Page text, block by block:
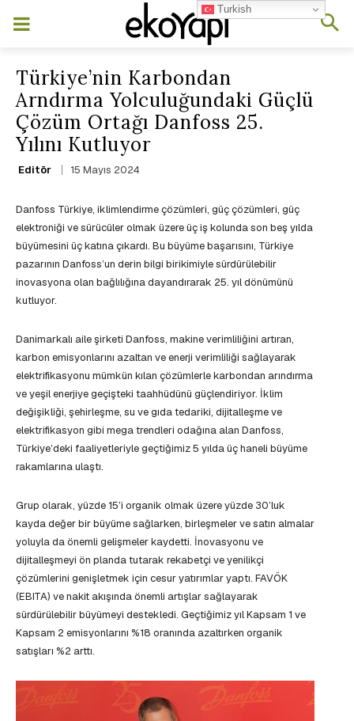
Türkiye’nin Karbondan
Arndırma Yolculuğundaki Güçlü
Çözüm Ortağı Danfoss 25.
Yılını Kutluyor
Editör 15 Mayıs 2024
Danfoss Türkiye, iklimlendirme çözümleri, güç çözümleri, güç
elektroniği ve sürücüler olmak üzere üç iş kolunda son beş yılda
büyümesini üç katına çıkardı. Bu büyüme başarısını, Türkiye
pazarının Danfoss’un derin bilgi birikimiyle sürdürülebilir
inovasyona olan bağlılığına dayandırarak 25. yıl dönümünü
kutluyor.
Danimarkalı aile şirketi Danfoss, makine verimliliğini artıran,
karbon emisyonlarını azaltan ve enerji verimliliği sağlayarak
elektrifikasyonu mümkün kılan çözümlerle karbondan arındırma
ve yeşil enerjiye geçişteki taahhüdünü güçlendiriyor. İklim
değişikliği, şehirleşme, su ve gıda tedariki, dijitalleşme ve
elektrifikasyon gibi mega trendleri odağına alan Danfoss,
Türkiye’deki faaliyetleriyle geçtiğimiz 5 yılda üç haneli büyüme
rakamlarına ulaştı.
Grup olarak, yüzde 15’i organik olmak üzere yüzde 30’luk
kayda değer bir büyüme sağlarken, birleşmeler ve satın almalar
yoluyla da önemli gelişmeler kaydetti. İnovasyonu ve
dijitalleşmeyi ön planda tutarak rekabetçi ve yenilikçi
çözümlerini genişletmek için cesur yatırımlar yaptı. FAVÖK
(EBITA) ve nakit akışında önemli artışlar sağlayarak
sürdürülebilir büyümeyi destekledi. Geçtiğimiz yıl Kapsam 1 ve
Kapsam 2 emisyonlarını %18 oranında azaltırken organik
satışları %2 arttı.
Turkish